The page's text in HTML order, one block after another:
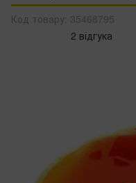
Код товару: 35468795
2 відгука